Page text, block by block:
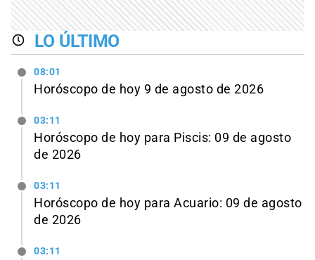
LO ÚLTIMO
08:01
Horóscopo de hoy 9 de agosto de 2026
03:11
Horóscopo de hoy para Piscis: 09 de agosto
de 2026
03:11
Horóscopo de hoy para Acuario: 09 de agosto
de 2026
03:11